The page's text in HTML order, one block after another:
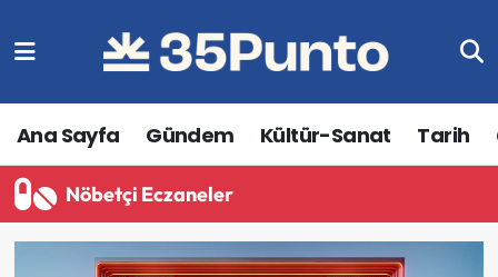
Ana Sayfa Gündem Kültür-Sanat Tarih
Nöbetçi Eczaneler